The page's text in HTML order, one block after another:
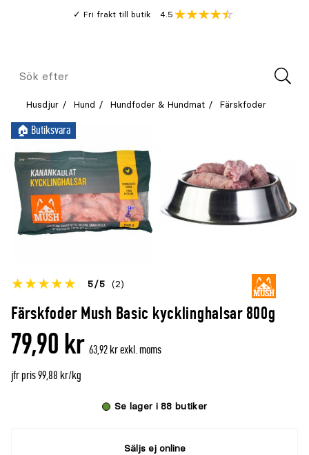
Fri frakt till butik
Genomsnitt
4.5
Meny
Sök
Husdjur Hund Hundfoder & Hundmat Färskfoder
Färskfoder Mush Basic kycklinghalsar 800g
Betyget
denna
5 5 (2)
Öppna
79,90 kr 63,92 kr exkl. moms
jfr pris 99,88 kr/kg
Se lager i 88 butiker
Säljs ej online
🏠︎ Butiksvara